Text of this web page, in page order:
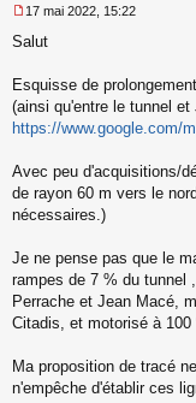
e
s
a
g
e
o
n
l
u
17 mai 2022, 15:22
Salut
Esquisse de
(ainsi qu'entre le tunnel et
https://www.google.com/
Avec peu d'acquisitions/
de rayon 60 m vers le
nécessaires.)
Je ne pense pas que le
rampes de 7 % du tunnel
Perrache et Jean Macé,
Citadis, et motorisé à 100
Ma proposition de tracé
n'empêche d'établir ces